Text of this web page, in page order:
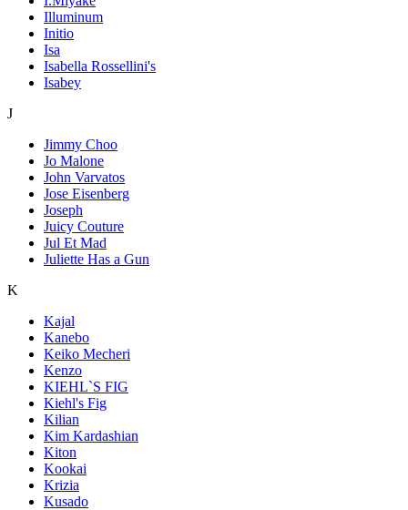
Illuminum
Initio
Isa
Isabella Rossellini's
Isabey
J
Jimmy Choo
Jo Malone
John Varvatos
Jose Eisenberg
Joseph
Juicy Couture
Jul Et Mad
Juliette Has a Gun
K
Kajal
Kanebo
Keiko Mecheri
Kenzo
KIEHL`S FIG
Kiehl's Fig
Kilian
Kim Kardashian
Kiton
Kookai
Krizia
Kusado